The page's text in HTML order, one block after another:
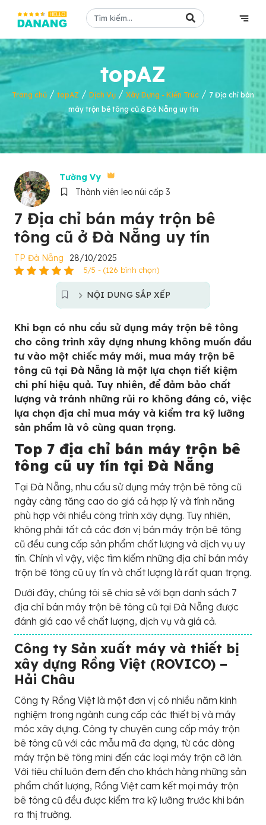
topAZ
Trang chủ / topAZ / Dịch Vụ / Xây Dựng - Kiến Trúc / 7 Địa chỉ bán
máy trộn bê tông cũ ở Đà Nẵng uy tín
Tường Vy
Thành viên leo núi cấp 3
7 Địa chỉ bán máy trộn bê
tông cũ ở Đà Nẵng uy tín
TP Đà Nẵng 28/10/2025
5/5 - (126 bình chọn)
NỘI DUNG SẮP XẾP
Khi bạn có nhu cầu sử dụng máy trộn bê tông
cho công trình xây dựng nhưng không muốn đầu
tư vào một chiếc máy mới, mua máy trộn bê
tông cũ tại Đà Nẵng là một lựa chọn tiết kiệm
chi phí hiệu quả. Tuy nhiên, để đảm bảo chất
lượng và tránh những rủi ro không đáng có, việc
lựa chọn địa chỉ mua máy và kiểm tra kỹ lưỡng
sản phẩm là vô cùng quan trọng.
Top 7 địa chỉ bán máy trộn bê
tông cũ uy tín tại Đà Nẵng
Tại Đà Nẵng, nhu cầu sử dụng máy trộn bê tông cũ
ngày càng tăng cao do giá cả hợp lý và tính năng
phù hợp với nhiều công trình xây dựng. Tuy nhiên,
không phải tất cả các đơn vị bán máy trộn bê tông
cũ đều cung cấp sản phẩm chất lượng và dịch vụ uy
tín. Chính vì vậy, việc tìm kiếm những địa chỉ bán máy
trộn bê tông cũ uy tín và chất lượng là rất quan trọng.
Dưới đây, chúng tôi sẽ chia sẻ với bạn danh sách 7
địa chỉ bán máy trộn bê tông cũ tại Đà Nẵng được
đánh giá cao về chất lượng, dịch vụ và giá cả.
Công ty Sản xuất máy và thiết bị
xây dựng Rồng Việt (ROVICO) –
Hải Châu
Công ty Rồng Việt là một đơn vị có nhiều năm kinh
nghiệm trong ngành cung cấp các thiết bị và máy
móc xây dựng. Công ty chuyên cung cấp máy trộn
bê tông cũ với các mẫu mã đa dạng, từ các dòng
máy trộn bê tông mini đến các loại máy trộn cỡ lớn.
Với tiêu chí luôn đem đến cho khách hàng những sản
phẩm chất lượng, Rồng Việt cam kết mọi máy trộn
bê tông cũ đều được kiểm tra kỹ lưỡng trước khi bán
ra thị trường.